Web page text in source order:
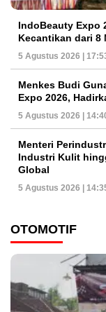
IndoBeauty Expo
Kecantikan dari 8
5 Agustus 2026 |
Menkes Budi
Expo 2026,
5 Agustus 2026 |
Menteri
Industri Kulit
Global
5 Agustus 2026 |
OTOMOTIF